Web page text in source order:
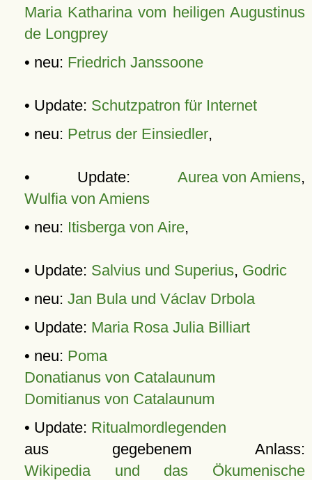
Maria Katharina vom heiligen Augustinus
de Longprey
• neu: Friedrich Janssoone
• Update: Schutzpatron für Internet
• neu: Petrus der Einsiedler,
• Update: Aurea von Amiens,
Wulfia von Amiens
• neu: Itisberga von Aire,
• Update: Salvius und Superius, Godric
• neu: Jan Bula und Václav Drbola
• Update: Maria Rosa Julia Billiart
• neu: Poma
Donatianus von Catalaunum
Domitianus von Catalaunum
• Update: Ritualmordlegenden
aus gegebenem Anlass:
Wikipedia und das Ökumenische